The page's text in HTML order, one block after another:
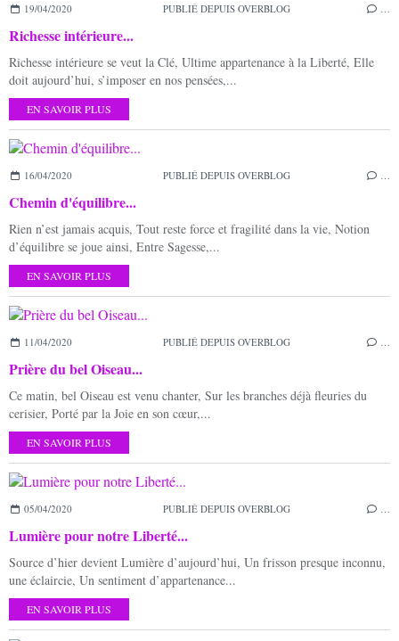
19/04/2020 PUBLIÉ DEPUIS OVERBLOG
Richesse intérieure...
Richesse intérieure se veut la Clé, Ultime appartenance à la Liberté, Elle
doit aujourd’hui, s’imposer en nos pensées,...
EN SAVOIR PLUS
16/04/2020 PUBLIÉ DEPUIS OVERBLOG
Chemin d'équilibre...
Rien n’est jamais acquis, Tout reste force et fragilité dans la vie, Notion
d’équilibre se joue ainsi, Entre Sagesse,...
EN SAVOIR PLUS
11/04/2020 PUBLIÉ DEPUIS OVERBLOG
Prière du bel Oiseau...
Ce matin, bel Oiseau est venu chanter, Sur les branches déjà fleuries du
cerisier, Porté par la Joie en son cœur,...
EN SAVOIR PLUS
05/04/2020 PUBLIÉ DEPUIS OVERBLOG
Lumière pour notre Liberté...
Source d’hier devient Lumière d’aujourd’hui, Un frisson presque inconnu,
une éclaircie, Un sentiment d’appartenance...
EN SAVOIR PLUS